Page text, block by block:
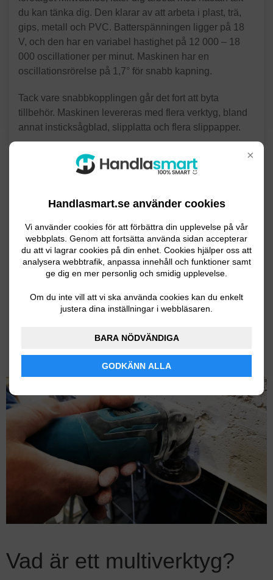
×
Handlasmart.se använder cookies
Vi använder cookies för att förbättra din upplevelse på vår
webbplats. Genom att fortsätta använda sidan accepterar
du att vi lagrar cookies på din enhet. Cookies hjälper oss att
analysera webbtrafik, anpassa innehåll och funktioner samt
ge dig en mer personlig och smidig upplevelse.
Om du inte vill att vi ska använda cookies kan du enkelt
justera dina inställningar i webbläsaren.
BARA NÖDVÄNDIGA
GODKÄNN ALLA
du kan tänka dig. Den klarar av att arbeta i plast, trä,
gips, metall och PVC. Batterspänningen ligger på 18
V, och den har en variabel hastighet på 12 000 – 18
000 oscillationer per minut. Maskinen har en
oscillationsrörelse på 1,7° för snabb kapning.
Tack vare snabbkopplingen går det fort att byta
tillbehör. Maskinen levereras med flera verktyg, bland
annat insticksågblad, slipplatta och flera slippapper.
Se priser på Milwaukee M18 BMT-
I lager 2519kr
I lager 2726kr
I lager 2943kr
Vad är ett multiverktyg?